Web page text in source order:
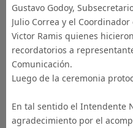
Gustavo Godoy,
Julio Correa y el
Victor Ramis quienes
recordatorios a
Comunicación.
Luego de la ceremonia
En tal sentido el Intendente
agradecimiento por el